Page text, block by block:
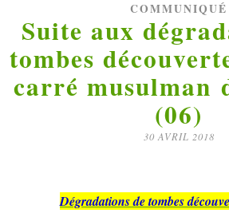
COMMUNIQUÉ
Suite aux
tombes
carré musulman
(06)
30 AVRIL 2018
Dégradations de tombes